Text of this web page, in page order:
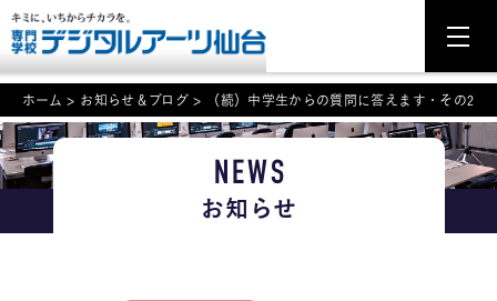
NEWS
学科・専攻案内
ホーム > お知らせ＆ブログ > （続）中学生からの質問に答えます・その2
NEWS
お知らせ